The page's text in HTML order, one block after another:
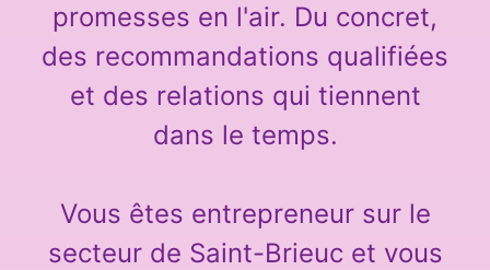
promesses en l'air. Du concret,
des recommandations qualifiées
et des relations qui tiennent
dans le temps.
Vous êtes entrepreneur sur le
secteur de Saint-Brieuc et vous